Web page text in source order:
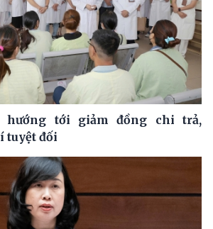
hướng tới giảm đồng chi trả,
tuyệt đối